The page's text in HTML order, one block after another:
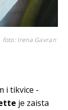
foto: Irena Gavran
i tikvice -
je zaista